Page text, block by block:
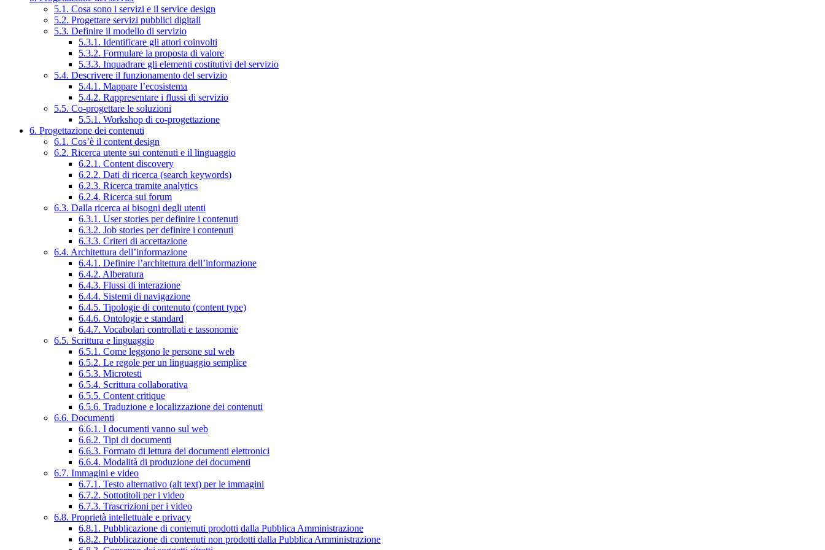
5.1. Cosa sono i servizi e il service design
5.2. Progettare servizi pubblici digitali
5.3. Definire il modello di servizio
5.3.1. Identificare gli attori coinvolti
5.3.2. Formulare la proposta di valore
5.3.3. Inquadrare gli elementi costitutivi del servizio
5.4. Descrivere il funzionamento del servizio
5.4.1. Mappare l’ecosistema
5.4.2. Rappresentare i flussi di servizio
5.5. Co-progettare le soluzioni
5.5.1. Workshop di co-progettazione
6. Progettazione dei contenuti
6.1. Cos’è il content design
6.2. Ricerca utente sui contenuti e il linguaggio
6.2.1. Content discovery
6.2.2. Dati di ricerca (search keywords)
6.2.3. Ricerca tramite analytics
6.2.4. Ricerca sui forum
6.3. Dalla ricerca ai bisogni degli utenti
6.3.1. User stories per definire i contenuti
6.3.2. Job stories per definire i contenuti
6.3.3. Criteri di accettazione
6.4. Architettura dell’informazione
6.4.1. Definire l’architettura dell’informazione
6.4.2. Alberatura
6.4.3. Flussi di interazione
6.4.4. Sistemi di navigazione
6.4.5. Tipologie di contenuto (content type)
6.4.6. Ontologie e standard
6.4.7. Vocabolari controllati e tassonomie
6.5. Scrittura e linguaggio
6.5.1. Come leggono le persone sul web
6.5.2. Le regole per un linguaggio semplice
6.5.3. Microtesti
6.5.4. Scrittura collaborativa
6.5.5. Content critique
6.5.6. Traduzione e localizzazione dei contenuti
6.6. Documenti
6.6.1. I documenti vanno sul web
6.6.2. Tipi di documenti
6.6.3. Formato di lettura dei documenti elettronici
6.6.4. Modalità di produzione dei documenti
6.7. Immagini e video
6.7.1. Testo alternativo (alt text) per le immagini
6.7.2. Sottotitoli per i video
6.7.3. Trascrizioni per i video
6.8. Proprietà intellettuale e privacy
6.8.1. Pubblicazione di contenuti prodotti dalla Pubblica Amministrazione
6.8.2. Pubblicazione di contenuti non prodotti dalla Pubblica Amministrazione